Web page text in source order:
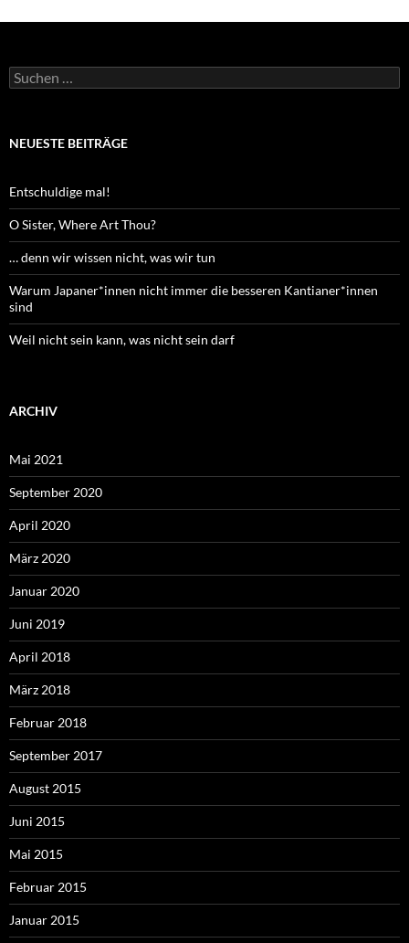
Suchen
nach:
NEUESTE BEITRÄGE
Entschuldige mal!
O Sister, Where Art Thou?
… denn wir wissen nicht, was wir tun
Warum Japaner*innen nicht immer die besseren Kantianer*innen
sind
Weil nicht sein kann, was nicht sein darf
ARCHIV
Mai 2021
September 2020
April 2020
März 2020
Januar 2020
Juni 2019
April 2018
März 2018
Februar 2018
September 2017
August 2015
Juni 2015
Mai 2015
Februar 2015
Januar 2015